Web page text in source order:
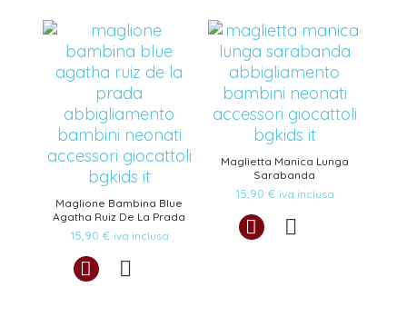
Maglione Bambina Blue
Agatha Ruiz De La Prada
15,90 € iva inclusa
Maglietta Manica Lunga
Sarabanda
15,90 € iva inclusa